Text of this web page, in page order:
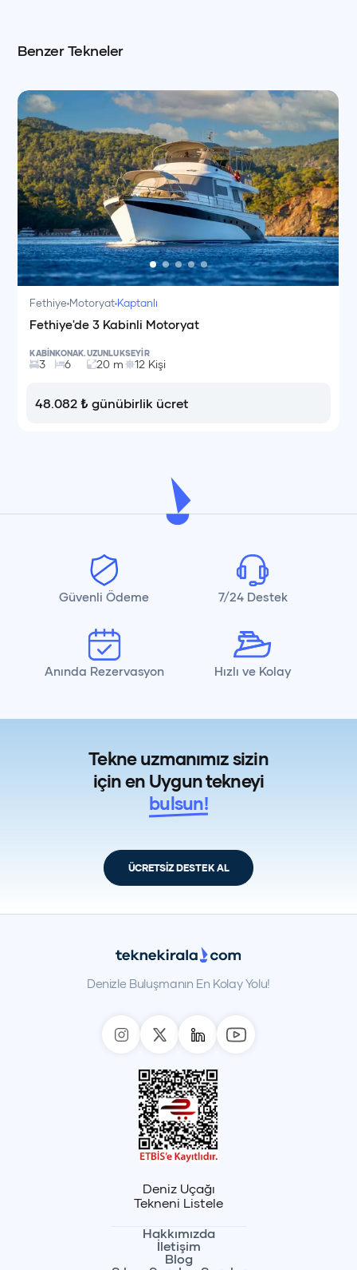
Benzer Tekneler
Fethiye Motoryat Kaptanlı
Fethiye'de 3 Kabinli Motoryat
KABİN
3
KONAK.
6
UZUNLUK
20 m
SEYİR
12 Kişi
48.082 ₺ günübirlik ücret
Güvenli Ödeme 7/24 Destek
Anında Rezervasyon Hızlı ve Kolay
Tekne uzmanımız sizin
için en Uygun tekneyi
bulsun!
ÜCRETSİZ DESTEK AL
Denizle Buluşmanın En Kolay Yolu!
Deniz Uçağı
Tekneni Listele
Hakkımızda
İletişim
Blog